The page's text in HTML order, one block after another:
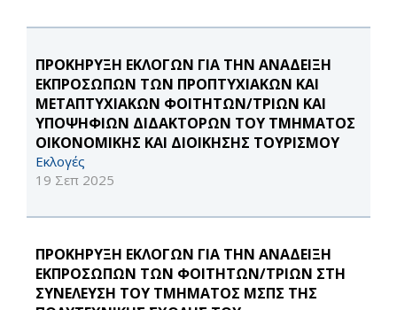
ΠΡΟΚΗΡΥΞΗ ΕΚΛΟΓΏΝ ΓΙΑ ΤΗΝ ΑΝΆΔΕΙΞΗ
ΕΚΠΡΟΣΏΠΩΝ ΤΩΝ ΠΡΟΠΤΥΧΙΑΚΏΝ ΚΑΙ
ΜΕΤΑΠΤΥΧΙΑΚΏΝ ΦΟΙΤΗΤΏΝ/ΤΡΙΏΝ ΚΑΙ
ΥΠΟΨΉΦΙΩΝ ΔΙΔΑΚΤΌΡΩΝ ΤΟΥ ΤΜΉΜΑΤΟΣ
ΟΙΚΟΝΟΜΙΚΉΣ ΚΑΙ ΔΙΟΊΚΗΣΗΣ ΤΟΥΡΙΣΜΟΎ
Εκλογές
19 Σεπ 2025
ΠΡΟΚΗΡΥΞΗ ΕΚΛΟΓΩΝ ΓΙΑ ΤΗΝ ΑΝΑΔΕΙΞΗ
ΕΚΠΡΟΣΩΠΩΝ ΤΩΝ ΦΟΙΤΗΤΩΝ/ΤΡΙΩΝ ΣΤΗ
ΣΥΝΕΛΕΥΣΗ ΤΟΥ ΤΜΗΜΑΤΟΣ ΜΣΠΣ ΤΗΣ